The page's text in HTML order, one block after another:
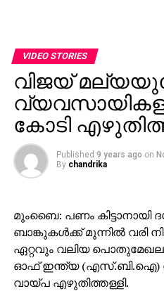
VIDEO STORIES
വിജയ്
കോടി
Published 9 years ago on
By chandrika
മുംബൈ: പണം കിട്ടാനായി
ബാങ്കുകള്‍ക്ക് മുന്നില്‍ വരി
ഏറ്റവും വലിയ പൊതുമേഖലാ
ഓഫ് ഇന്ത്യ (എസ്.ബി.ഐ)
വായ്പ എഴുതിത്തള്ളി.